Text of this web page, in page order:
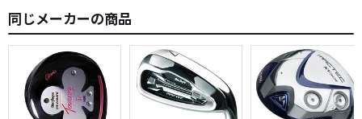
同じメーカーの商品